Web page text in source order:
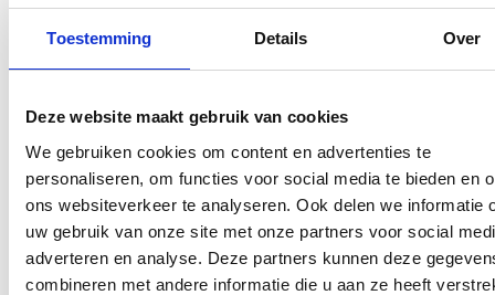
Toestemming Details Over
Deze website maakt gebruik van cookies
We gebruiken cookies om content en advertenties te
personaliseren, om functies voor social media te bieden en
ons websiteverkeer te analyseren. Ook delen we informatie
uw gebruik van onze site met onze partners voor social
adverteren en analyse. Deze partners kunnen deze
combineren met andere informatie die u aan ze heeft
Gecertificeerde monteurs
Met of zonder afspraak
GEEN data verlies
Meer dan 15 jaar ervaring